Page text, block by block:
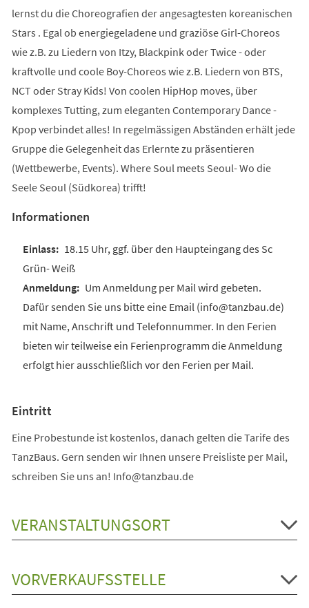
lernst du die Choreografien der angesagtesten koreanischen
Stars . Egal ob energiegeladene und graziöse Girl-Choreos
wie z.B. zu Liedern von Itzy, Blackpink oder Twice - oder
kraftvolle und coole Boy-Choreos wie z.B. Liedern von BTS,
NCT oder Stray Kids! Von coolen HipHop moves, über
komplexes Tutting, zum eleganten Contemporary Dance -
Kpop verbindet alles! In regelmässigen Abständen erhält jede
Gruppe die Gelegenheit das Erlernte zu präsentieren
(Wettbewerbe, Events). Where Soul meets Seoul- Wo die
Seele Seoul (Südkorea) trifft!
Informationen
18.15 Uhr, ggf. über den Haupteingang des Sc
Grün- Weiß
Um Anmeldung per Mail wird gebeten.
Dafür senden Sie uns bitte eine Email (info@tanzbau.de)
mit Name, Anschrift und Telefonnummer. In den Ferien
bieten wir teilweise ein Ferienprogramm die Anmeldung
erfolgt hier ausschließlich vor den Ferien per Mail.
Eintritt
Eine Probestunde ist kostenlos, danach gelten die Tarife des
TanzBaus. Gern senden wir Ihnen unsere Preisliste per Mail,
schreiben Sie uns an! Info@tanzbau.de
VERANSTALTUNGSORT
VORVERKAUFSSTELLE